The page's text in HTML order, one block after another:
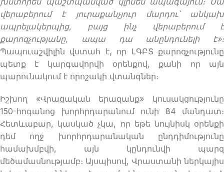
վերաբերում է յուրաքանչյուր մարդու՝ անկախ
ապրելակերպից, բայց ինչ վերաբերում է
քարոզչությանը, ապա դա անընդունելի է»։
Պապուաշվիլին վստահ է, որ ԼԳԲՏ քարոզչությունը
պետք է կարգավորվի օրենքով, քանի որ այն
պարունակում է որոշակի վտանգներ։
Իշխող «Վրացական երազանք» կուսակցությունը
150-հոգանոց խորհրդարանում ունի 84 մանդատ։
Հետևաբար, կասկած չկա, որ եթե նույնիսկ օրենքի
դեմ ողջ խորհրդարանական ընդդիմությունը
համախմբվի, այն կընդունվի պարզ
մեծամասնությամբ։ Այսպիսով, Վրաստանի ներկայիս